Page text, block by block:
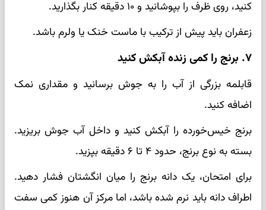
کنید، روی ظرف را بپوشانید و ۱۰ دقیقه کنار بگذارید.
زعفران باید پیش از ترکیب با ماست خنک یا ولرم باشد.
۷. برنج را کمی زنده آبکش کنید
قابلمه بزرگی از آب را به جوش برسانید و مقداری نمک
اضافه کنید.
برنج خیس‌خورده را آبکش کنید و داخل آب جوش بریزید.
بسته به نوع برنج، حدود ۴ تا ۶ دقیقه بپزید.
برای امتحان، یک دانه برنج را میان انگشتان فشار دهید.
اطراف دانه باید نرم شده باشد، اما مرکز آن هنوز کمی سفت